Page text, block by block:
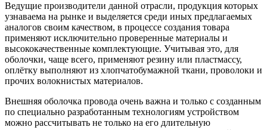
Ведущие производители данной отрасли, продукция которых
узнаваема на рынке и выделяется среди иных предлагаемых
аналогов своим качеством, в процессе создания товара
применяют исключительно проверенные материалы и
высококачественные комплектующие. Учитывая это, для
оболочки, чаще всего, применяют резину или пластмассу,
оплётку выполняют из хлопчатобумажной ткани, проволоки и
прочих волокнистых материалов.
Внешняя оболочка провода очень важна и только с созданным
по специально разработанным технологиям устройством
можно рассчитывать не только на его длительную